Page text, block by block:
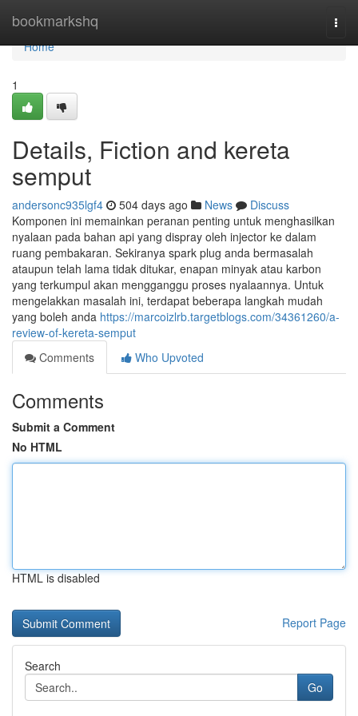
bookmarkshq
Home
Home
1
Details, Fiction and kereta
semput
andersonc935lgf4 504 days ago News
Discuss
Komponen ini memainkan peranan penting untuk menghasilkan
nyalaan pada bahan api yang dispray oleh injector ke dalam
ruang pembakaran. Sekiranya spark plug anda bermasalah
ataupun telah lama tidak ditukar, enapan minyak atau karbon
yang terkumpul akan mengganggu proses nyalaannya. Untuk
mengelakkan masalah ini, terdapat beberapa langkah mudah
yang boleh anda https://marcoizlrb.targetblogs.com/34361260/a-
review-of-kereta-semput
Comments
Who Upvoted
Comments
Submit a Comment
No HTML
HTML is disabled
Report Page
Search
Go